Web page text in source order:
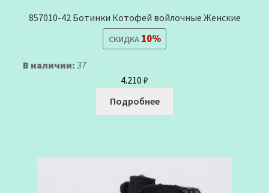
857010-42 Ботинки Котофей войлочные Женские
СКИДКА10%
В наличии: 37
4.210 ₽
Подробнее